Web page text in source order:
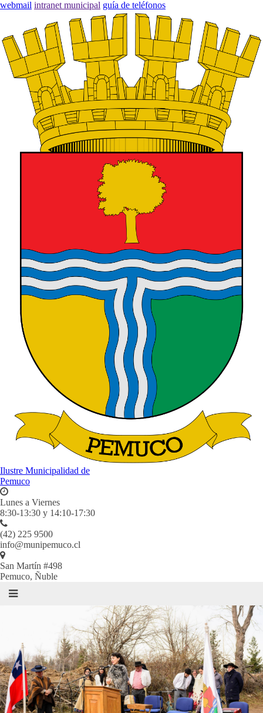
webmail intranet municipal guía de teléfonos
Ilustre Municipalidad de
Pemuco
Lunes a Viernes
8:30-13:30 y 14:10-17:30
(42) 225 9500
info@munipemuco.cl
San Martín #498
Pemuco, Ñuble